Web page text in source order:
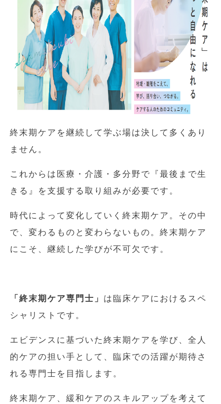
終末期ケアを継続して学ぶ場は決して多くあり
ません。
これからは医療・介護・多分野で『最後まで生
きる』を支援する取り組みが必要です。
時代によって変化していく終末期ケア。その中
で、変わるものと変わらないもの。終末期ケア
にこそ、継続した学びが不可欠です。
「終末期ケア専門士」 は臨床ケアにおけるスペ
シャリストです。
エビデンスに基づいた終末期ケアを学び、全人
的ケアの担い手として、臨床での活躍が期待さ
れる専門士を目指します。
終末期ケア、緩和ケアのスキルアップを考えて